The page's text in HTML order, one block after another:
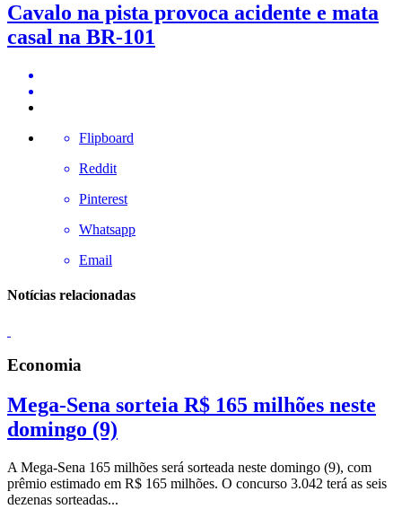
Cavalo na pista provoca acidente e mata
casal na BR-101
Flipboard
Reddit
Pinterest
Whatsapp
Email
Notícias relacionadas
Economia
Mega-Sena sorteia R$ 165 milhões neste
domingo (9)
A Mega-Sena 165 milhões será sorteada neste domingo (9), com
prêmio estimado em R$ 165 milhões. O concurso 3.042 terá as seis
dezenas sorteadas...